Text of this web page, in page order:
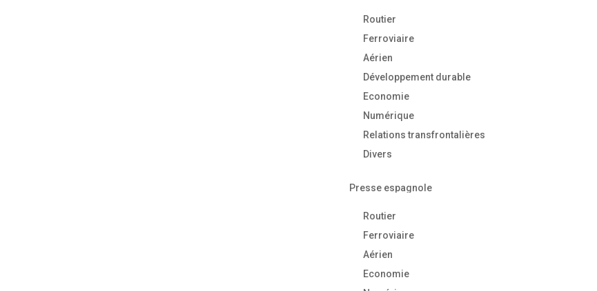
Routier
Ferroviaire
Aérien
Développement durable
Economie
Numérique
Relations transfrontalières
Divers
Presse espagnole
Routier
Ferroviaire
Aérien
Economie